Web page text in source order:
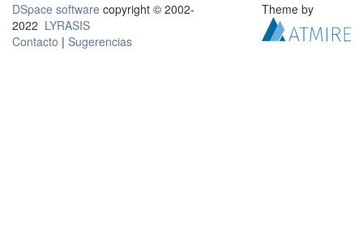
DSpace software copyright © 2002-
2022 LYRASIS
Contacto | Sugerencias
Theme by